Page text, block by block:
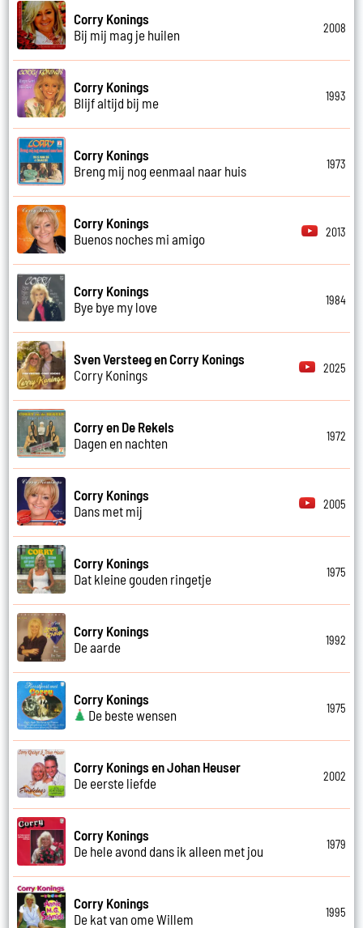
Corry Konings
Bij mij mag je huilen
2008
Corry Konings
Blijf altijd bij me
1993
Corry Konings
Breng mij nog eenmaal naar huis
1973
Corry Konings
Buenos noches mi amigo
2013
Corry Konings
Bye bye my love
1984
Sven Versteeg en Corry Konings
Corry Konings
2025
Corry en De Rekels
Dagen en nachten
1972
Corry Konings
Dans met mij
2005
Corry Konings
Dat kleine gouden ringetje
1975
Corry Konings
De aarde
1992
Corry Konings
De beste wensen
1975
Corry Konings en Johan Heuser
De eerste liefde
2002
Corry Konings
De hele avond dans ik alleen met jou
1979
Corry Konings
De kat van ome Willem
1995